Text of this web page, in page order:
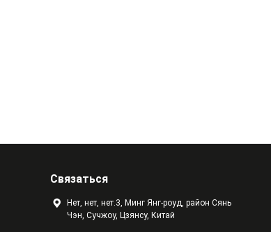
Связаться
Нет, нет, нет.3, Минг Янг-роуд, район Сянь
Чэн, Сучжоу, Цзянсу, Китай